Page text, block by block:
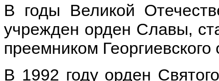
В годы Великой
учрежден орден Славы,
преемником Георгиевского
В 1992 году орден